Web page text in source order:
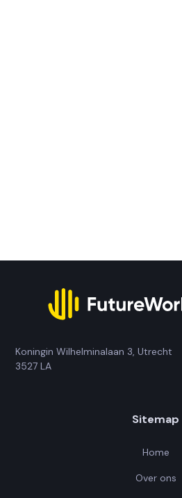
Koningin Wilhelminalaan 3, Utrecht
3527 LA
Sitemap
Home
Over ons